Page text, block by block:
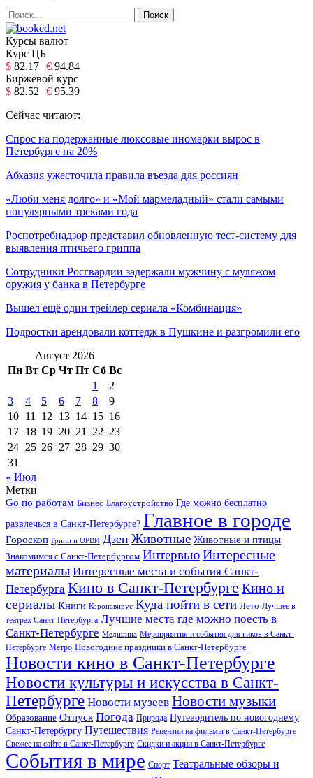
Курсы валют
Курс ЦБ
$ 82.17 € 94.84
Биржевой курс
$ 82.52 € 95.39
Сейчас читают:
Спрос на подержанные люксовые иномарки вырос в
Петербурге на 20%
Абхазия ужесточила правила въезда для россиян
«Люби меня долго» и «Мой мармеладный» стали самыми
популярными треками года
Роспотребнадзор представил обновленную тест-систему для
выявления птичьего гриппа
Сотрудники Росгвардии задержали мужчину с муляжом
оружия у банка в Петербурге
Вышел ещё один трейлер сериала «Комбинация»
Подростки арендовали коттедж в Пушкине и разгромили его
Август 2026
Пн Вт Ср Чт Пт Сб Вс
1
2
3
4 5 6 7 8
9
10 11 12 13 14 15 16
17 18 19 20 21 22 23
24 25 26 27 28 29 30
31
« Июл
Метки
Go по работам Бизнес Благоустройство Где можно бесплатно
развлечься в Санкт-Петербурге? Главное в городе
Гороскоп Грипп и ОРВИ Дзен Животные Животные и птицы
Знакомимся с Санкт-Петербургом ИнтервьюИнтересные
материалы Интересные места и события Санкт-
Петербурга Кино в Санкт-Петербурге Кино и
сериалы Книги Коронавирус Куда пойти в сети Лето Лучшее в
театрах Санкт-Петербурга Лучшие места где можно поесть в
Санкт-Петербурге Медицина Мероприятия и события для гиков в Санкт-
Петербурге Метро Новогодние праздники в Санкт-Петербурге
Новости кино в Санкт-Петербурге
Новости культуры и искусства в Санкт-
Петербурге Новости музеев Новости музыки
Образование Отпуск Погода Природа Путеводитель по новогоднему
Санкт-Петербургу Путешествия Рецензии на фильмы в Санкт-Петербурге
Свежее на сайте в Санкт-Петербурге Скидки и акции в Санкт-Петербурге
События в мире Спорт Театральные обзоры и